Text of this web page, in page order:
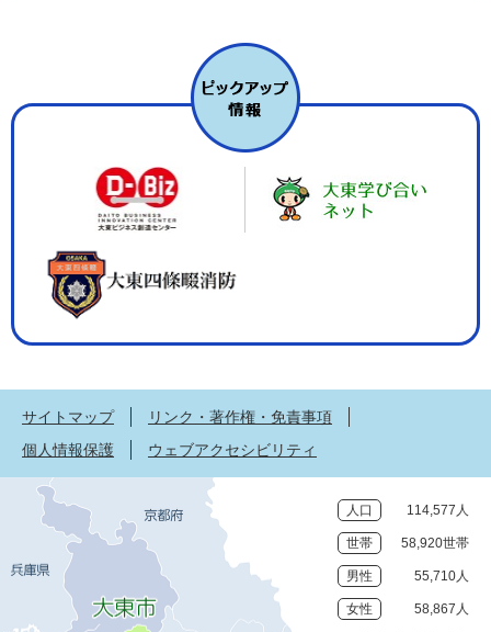
サイトマップ
リンク・著作権・免責事項
個人情報保護
ウェブアクセシビリティ
人口 114,577人
世帯 58,920世帯
男性 55,710人
女性 58,867人